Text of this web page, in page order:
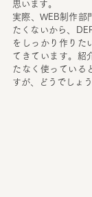
思います。
実際、WEB制作部
たくないから、
をしっかり作りた
てきています。紹
たなく使っている
すが、どうでしょう